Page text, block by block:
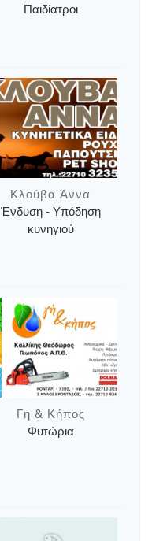
Παιδίατροι
Κλούβα Άννα
Ένδυση - Υπόδηση
κυνηγιού
Γη & Κήπος
Φυτώρια